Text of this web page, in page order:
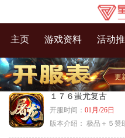
主页 游戏资料 活动
更
１７６蚩尤复古
开服时间： 01月/26日
版本介绍： 极品＋５赞